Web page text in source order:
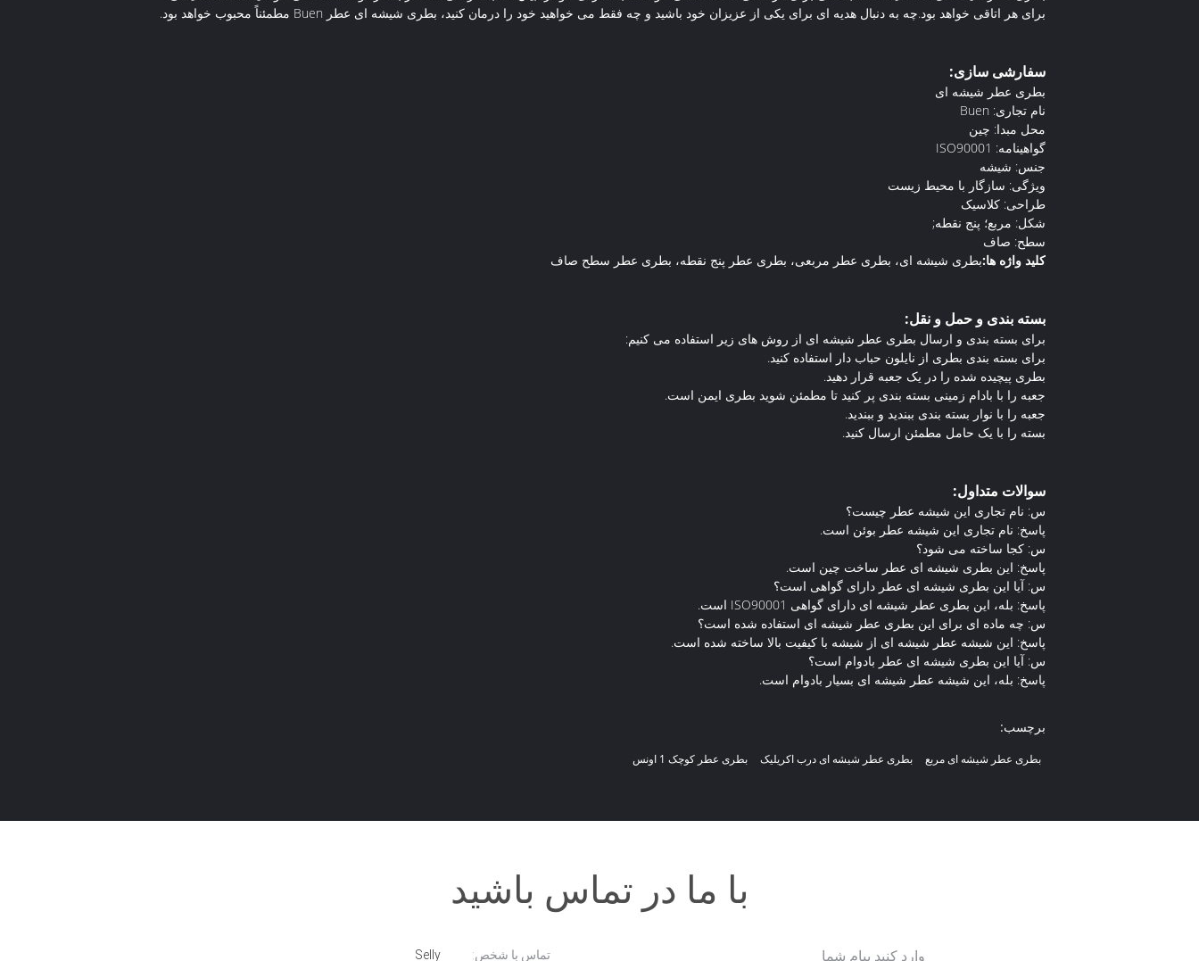
برای هر اتاقی خواهد بود.چه به دنبال هدیه ای برای یکی از عزیزان خود باشید و چه فقط می خواهید خود را درمان کنید، بطری شیشه ای عطر Buen مطمئناً محبوب خواهد بود.
سفارشی سازی:
بطری عطر شیشه ای
نام تجاری: Buen
محل مبدا: چین
گواهینامه: ISO90001
جنس: شیشه
ویژگی: سازگار با محیط زیست
طراحی: کلاسیک
شکل: مربع؛ پنج نقطه;
سطح: صاف
کلید واژه ها:بطری شیشه ای، بطری عطر مربعی، بطری عطر پنج نقطه، بطری عطر سطح صاف
بسته بندی و حمل و نقل:
برای بسته بندی و ارسال بطری عطر شیشه ای از روش های زیر استفاده می کنیم:
برای بسته بندی بطری از نایلون حباب دار استفاده کنید.
بطری پیچیده شده را در یک جعبه قرار دهید.
جعبه را با بادام زمینی بسته بندی پر کنید تا مطمئن شوید بطری ایمن است.
جعبه را با نوار بسته بندی ببندید و ببندید.
بسته را با یک حامل مطمئن ارسال کنید.
سوالات متداول:
س: نام تجاری این شیشه عطر چیست؟
پاسخ: نام تجاری این شیشه عطر بوئن است.
س: کجا ساخته می شود؟
پاسخ: این بطری شیشه ای عطر ساخت چین است.
س: آیا این بطری شیشه ای عطر دارای گواهی است؟
پاسخ: بله، این بطری عطر شیشه ای دارای گواهی ISO90001 است.
س: چه ماده ای برای این بطری عطر شیشه ای استفاده شده است؟
پاسخ: این شیشه عطر شیشه ای از شیشه با کیفیت بالا ساخته شده است.
س: آیا این بطری شیشه ای عطر بادوام است؟
پاسخ: بله، این شیشه عطر شیشه ای بسیار بادوام است.
برچسب:
بطری عطر شیشه ای مربع بطری عطر شیشه ای درب اکریلیک بطری عطر کوچک 1 اونس
با ما در تماس باشید
تماس با شخص: وارد کنید پیام شما